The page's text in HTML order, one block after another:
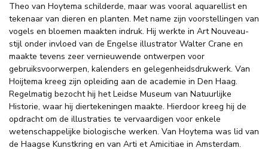
Theo van Hoytema schilderde, maar was vooral aquarellist en
tekenaar van dieren en planten. Met name zijn voorstellingen van
vogels en bloemen maakten indruk. Hij werkte in Art Nouveau-
stijl onder invloed van de Engelse illustrator Walter Crane en
maakte tevens zeer vernieuwende ontwerpen voor
gebruiksvoorwerpen, kalenders en gelegenheidsdrukwerk. Van
Hoijtema kreeg zijn opleiding aan de academie in Den Haag.
Regelmatig bezocht hij het Leidse Museum van Natuurlijke
Historie, waar hij diertekeningen maakte. Hierdoor kreeg hij de
opdracht om de illustraties te vervaardigen voor enkele
wetenschappelijke biologische werken. Van Hoytema was lid van
de Haagse Kunstkring en van Arti et Amicitiae in Amsterdam.